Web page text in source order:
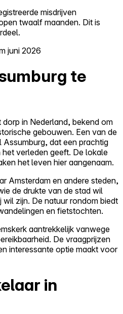
misdrijven
twaalf maanden. Dit is
juni 2026
te
in Nederland, bekend om
gebouwen. Een van de
dat een prachtig
verleden geeft. De lokale
het leven hier aangenaam.
Amsterdam en andere steden,
de drukte van de stad wil
zijn. De natuur rondom biedt
en fietstochten.
aantrekkelijk vanwege
De vraagprijzen
interessante optie maakt voor
in